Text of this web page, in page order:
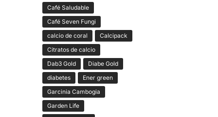
Café Saludable
Café Seven Fungi
calcio de coral
Calcipack
Citratos de calcio
Dab3 Gold
Diabe Gold
diabetes
Ener green
Garcinia Cambogia
Garden Life